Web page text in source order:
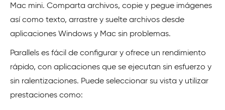
Mac mini. Comparta archivos, copie y pegue imágenes
así como texto, arrastre y suelte archivos desde
aplicaciones Windows y Mac sin problemas.
Parallels es fácil de configurar y ofrece un rendimiento
rápido, con aplicaciones que se ejecutan sin esfuerzo y
sin ralentizaciones. Puede seleccionar su vista y utilizar
prestaciones como: